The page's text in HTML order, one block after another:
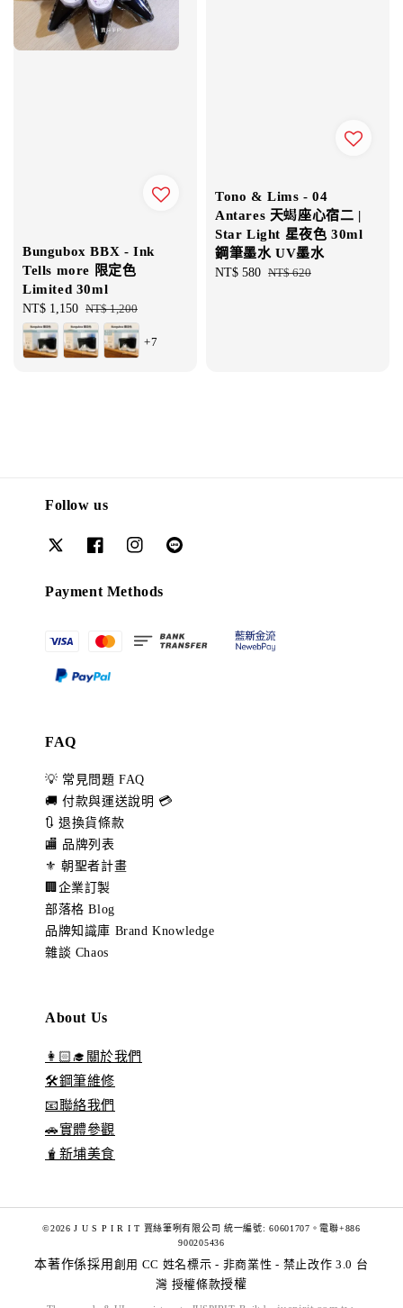
Bungubox BBX - Ink
Tells more 限定色
Limited 30ml
Sale
price
NT$ 1,150 Regular
price
NT$ 1,200
+7
Tono & Lims - 04
Antares 天蝎座心宿二 |
Star Light 星夜色 30ml
鋼筆墨水 UV墨水
Sale
NT$ 580 Regular
NT$ 620
Follow us
Payment Methods
FAQ
💡 常見問題 FAQ
🚚 付款與運送說明 💳
🔃 退換貨條款
🏬 品牌列表
⚜️ 朝聖者計畫
🏢企業訂製
部落格 Blog
品牌知識庫 Brand Knowledge
雜談 Chaos
About Us
👩🏻‍🎓關於我們
🛠️鋼筆維修
📧聯絡我們
🚗實體參觀
🧋新埔美食
©2026 J U S P I R I T 賈絲筆咧有限公司 統一編號: 60601707。電聯+886
900205436
本著作係採用 創用 CC 姓名標示 - 非商業性 - 禁止改作 3.0 台
灣 授權條款授權